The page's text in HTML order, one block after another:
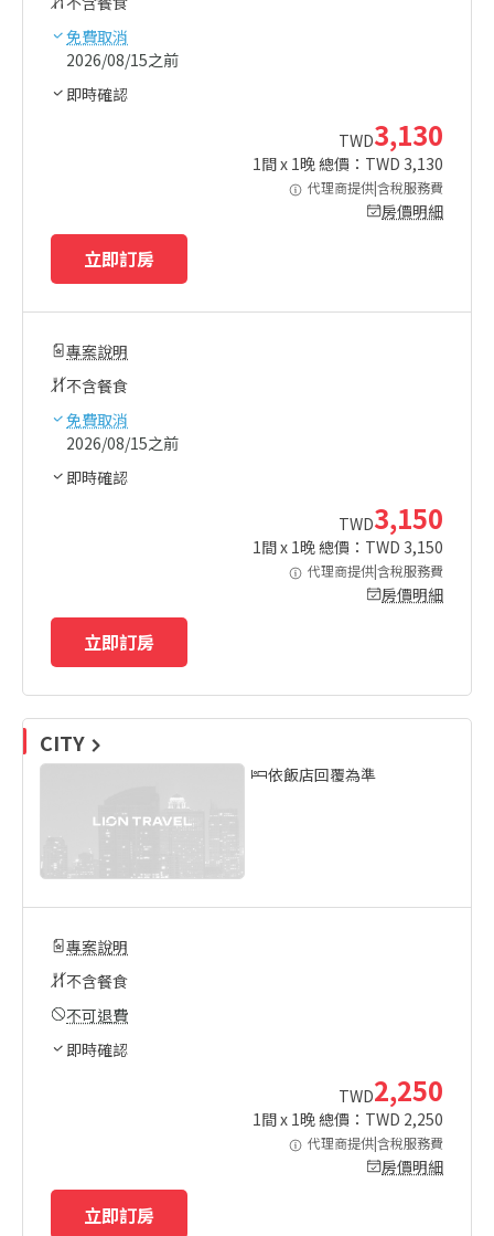
免費取消
2026/08/15之前
即時確認
TWD3,130
1間 x 1晚 總價：TWD 3,130
代理商提供|含稅服務費
房價明細
立即訂房
專案說明
不含餐食
免費取消
2026/08/15之前
即時確認
TWD3,150
1間 x 1晚 總價：TWD 3,150
代理商提供|含稅服務費
房價明細
立即訂房
CITY
依飯店回覆為準
專案說明
不含餐食
不可退費
即時確認
TWD2,250
1間 x 1晚 總價：TWD 2,250
代理商提供|含稅服務費
房價明細
立即訂房